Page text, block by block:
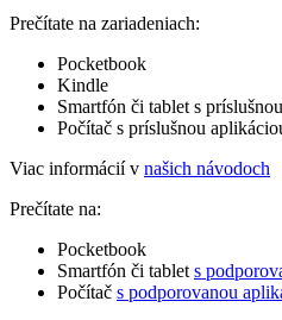
Prečítate na zariadeniach:
Pocketbook
Kindle
Smartfón či tablet s
Počítač s príslušnou
Viac informácií v našich návodoch
Prečítate na:
Pocketbook
Smartfón či tablet s
Počítač s podporovanou